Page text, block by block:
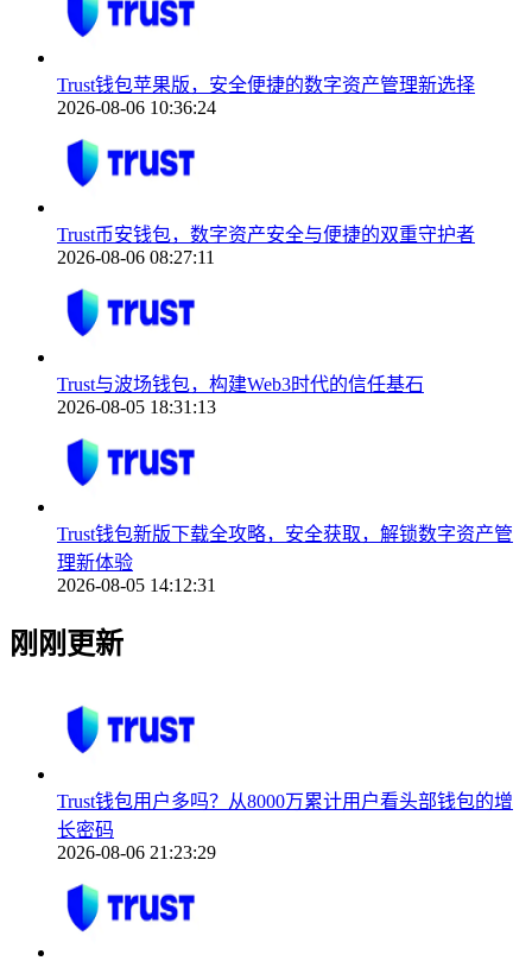
Trust钱包苹果版，安全便捷的数字资产管理新选择
2026-08-06 10:36:24
Trust币安钱包，数字资产安全与便捷的双重守护者
2026-08-06 08:27:11
Trust与波场钱包，构建Web3时代的信任基石
2026-08-05 18:31:13
Trust钱包新版下载全攻略，安全获取，解锁数字资产管
理新体验
2026-08-05 14:12:31
刚刚更新
Trust钱包用户多吗？从8000万累计用户看头部钱包的增
长密码
2026-08-06 21:23:29